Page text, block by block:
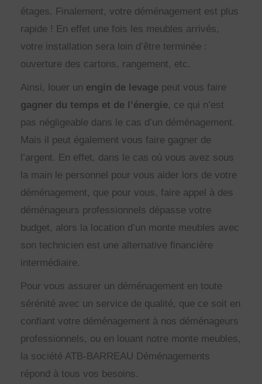
étages. Finalement, votre déménagement est plus
rapide ! En effet une fois les meubles arrivés,
votre installation sera loin d’être terminée :
ouverture des cartons, rangement, etc.
Ainsi, louer un engin de levage peut vous faire
gagner du temps et de l’énergie, ce qui n’est
pas négligeable dans le cas d’un déménagement.
Mais il peut également vous faire gagner de
l’argent. En effet, dans le cas où vous avez sous
la main le personnel pour vous aider lors de votre
déménagement, que pour vous, faire appel à des
déménageurs professionnels dépasse votre
budget, alors la location d’un monte meubles avec
son technicien est une alternative financière
intermédiaire.
Pour vous assurer un déménagement en toute
sérénité avec un service de qualité, que ce soit en
confiant votre déménagement à nos déménageurs
professionnels, ou en louant notre monte meubles,
la société ATB-BARREAU Déménagements
répond à tous vos besoins.